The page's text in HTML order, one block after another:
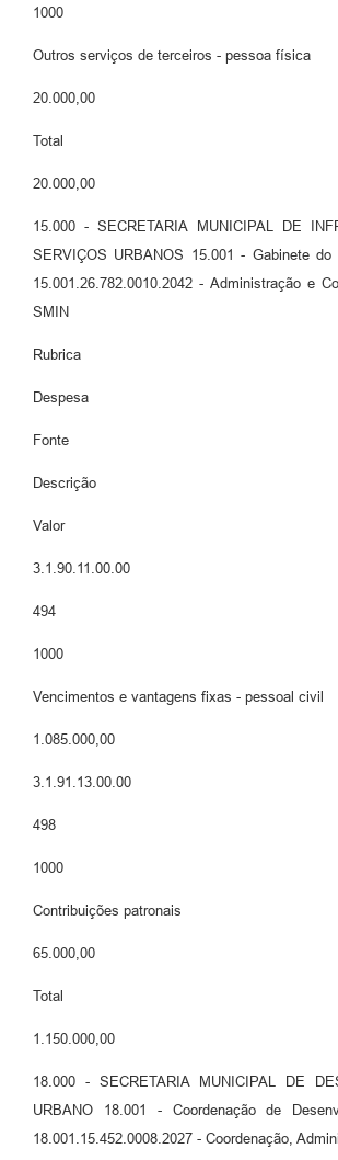
1000
Outros serviços de terceiros - pessoa física
20.000,00
Total
20.000,00
15.000 - SECRETARIA MUNICIPAL DE
SERVIÇOS URBANOS 15.001 - Gabinete do
15.001.26.782.0010.2042 - Administração e
SMIN
Rubrica
Despesa
Fonte
Descrição
Valor
3.1.90.11.00.00
494
1000
Vencimentos e vantagens fixas - pessoal civil
1.085.000,00
3.1.91.13.00.00
498
1000
Contribuições patronais
65.000,00
Total
1.150.000,00
18.000 - SECRETARIA MUNICIPAL DE
URBANO 18.001 - Coordenação de
18.001.15.452.0008.2027 - Coordenação,